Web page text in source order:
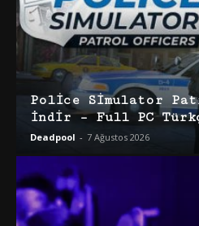
Police Simulator
İndir – Full PC
Deadpool - 7 Ağustos 2026